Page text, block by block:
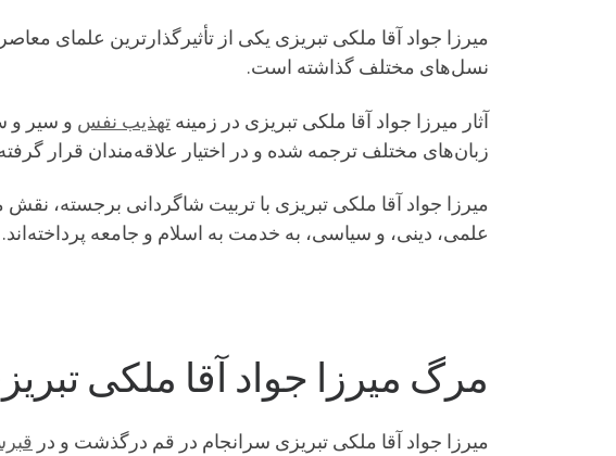
میرزا جواد آقا ملکی تبریزی یکی از تأثیرگذارترین علمای
نسل‌های مختلف گذاشته است.
آثار میرزا جواد آقا ملکی تبریزی در زمینه تهذیب نفس و سیر و
زبان‌های مختلف ترجمه شده و در اختیار علاقه‌مندان قرار
میرزا جواد آقا ملکی تبریزی با تربیت شاگردانی برجسته،
علمی، دینی، و سیاسی، به خدمت به اسلام و جامعه پرداخته‌اند.
مرگ میرزا جواد آقا ملکی
میرزا جواد آقا ملکی تبریزی سرانجام در قم درگذشت و در